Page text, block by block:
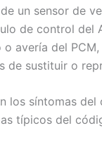
un sensor de
de control del
o avería del
de sustituir o
los síntomas del
típicos del